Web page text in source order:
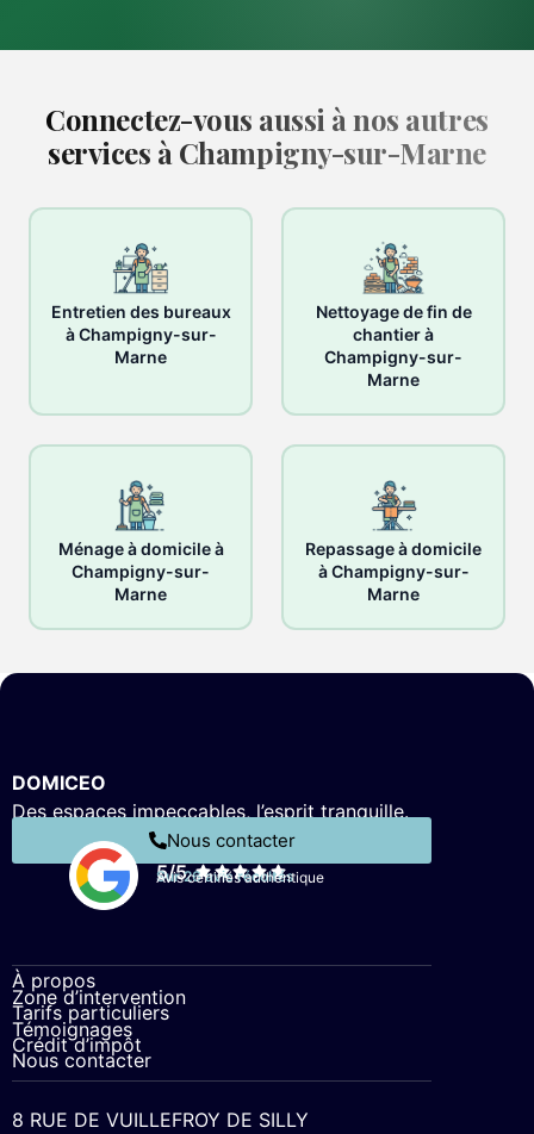
Connectez-vous aussi à nos autres
services à Champigny-sur-Marne
Entretien des bureaux
à Champigny-sur-
Marne
Nettoyage de fin de
chantier à
Champigny-sur-
Marne
Ménage à domicile à
Champigny-sur-
Marne
Repassage à domicile
à Champigny-sur-
Marne
DOMICEO
Des espaces impeccables, l’esprit tranquille.
Nous contacter
5/5
Sur 26 avis récoltés
Avis certifiés authentique
À propos
Zone d’intervention
Tarifs particuliers
Témoignages
Crédit d’impôt
Nous contacter
8 RUE DE VUILLEFROY DE SILLY